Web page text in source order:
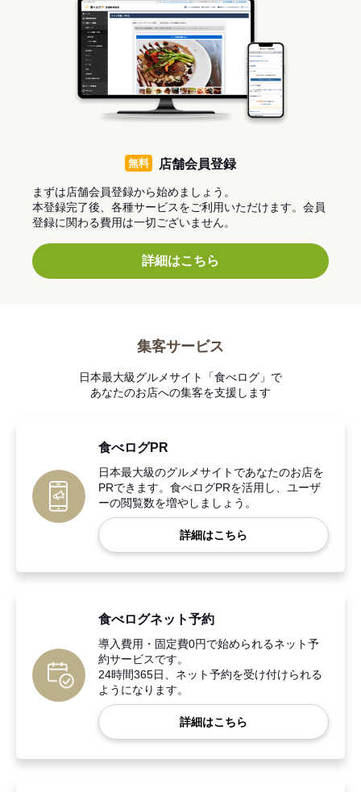
無料 店舗会員登録
まずは店舗会員登録から始めましょう。
本登録完了後、各種サービスをご利用いただけます。会員
登録に関わる費用は一切ございません。
詳細はこちら
集客サービス
日本最大級グルメサイト「食べログ」で
あなたのお店への集客を支援します
食べログPR
日本最大級のグルメサイトであなたのお店を
PRできます。食べログPRを活用し、ユーザ
ーの閲覧数を増やしましょう。
詳細はこちら
食べログネット予約
導入費用・固定費0円で始められるネット予
約サービスです。
24時間365日、ネット予約を受け付けられる
ようになります。
詳細はこちら